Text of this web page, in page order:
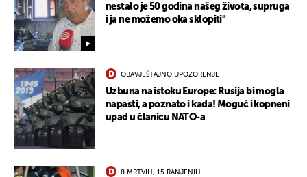
nestalo je 50 godina našeg života, supruga
i ja ne možemo oka sklopiti"
OBAVJEŠTAJNO UPOZORENJE
Uzbuna na istoku Europe: Rusija bi mogla
napasti, a poznato i kada! Moguć i kopneni
upad u članicu NATO-a
8 MRTVIH, 15 RANJENIH